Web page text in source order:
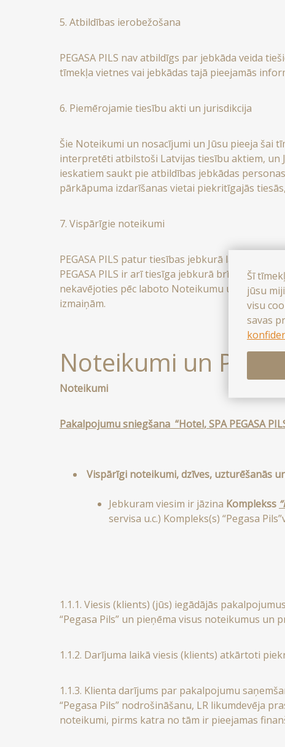
Šī
jūsu
visu
savas
5. Atbildības ierobežošana
PEGASA PILS nav atbildīgs par jebkāda veida
tīmekļa vietnes vai jebkādas tajā pieejamās
6. Piemērojamie tiesību akti un jurisdikcija
Šie Noteikumi un nosacījumi un Jūsu pieeja šai
interpretēti atbilstoši Latvijas tiesību aktiem, un
ieskatiem saukt pie atbildības jebkādas
pārkāpuma izdarīšanas vietai piekritīgajās
7. Vispārīgie noteikumi
PEGASA PILS patur tiesības jebkurā laikā un
PEGASA PILS ir arī tiesīga jebkurā brīdī un bez
nekavējoties pēc laboto Noteikumu un
izmaiņām.
Noteikumi un
Noteikumi
Pakalpojumu sniegšana “Hotel,SPAPEGASA
Vispārīgi noteikumi, dzīves, uzturēšanās
Jebkuram viesim ir jāzina Komplekss
servisa u.c.) Kompleks(s) “Pegasa
1.1.1. Viesis (klients) (jūs) iegādājās
“Pegasa Pils” un pieņēma visus noteikumus un
1.1.2. Darījuma laikā viesis (klients) atkārtoti
1.1.3. Klienta darījums par pakalpojumu
“Pegasa Pils” nodrošināšanu, LR likumdevēja
noteikumi, pirms katra no tām ir pieejamas